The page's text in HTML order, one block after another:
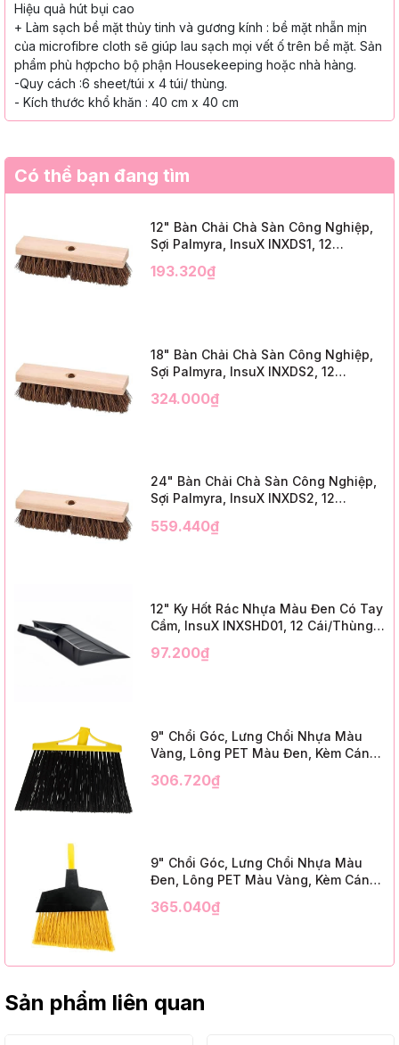
Hiệu quả hút bụi cao
+ Làm sạch bề mặt thủy tinh và gương kính : bề mặt nhẵn mịn
của microfibre cloth sẽ giúp lau sạch mọi vết ố trên bề mặt. Sản
phẩm phù hợpcho bộ phận Housekeeping hoặc nhà hàng.
-Quy cách :6 sheet/túi x 4 túi/ thùng.
- Kích thước khổ khăn : 40 cm x 40 cm
Có thể bạn đang tìm
12" Bàn Chải Chà Sàn Công Nghiệp,
Sợi Palmyra, InsuX INXDS1, 12
Trim)
193.320₫
18" Bàn Chải Chà Sàn Công Nghiệp,
Sợi Palmyra, InsuX INXDS2, 12
Trim)
324.000₫
24" Bàn Chải Chà Sàn Công Nghiệp,
Sợi Palmyra, InsuX INXDS2, 12
3" Trim)
559.440₫
12" Ky Hốt Rác Nhựa Màu Đen Có Tay
Cầm, InsuX INXSHD01, 12 Cái/Thùng,
Black Plastic)
97.200₫
9" Chổi Góc, Lưng Chổi Nhựa Màu
Vàng, Lông PET Màu Đen, Kèm Cán
12 Bộ/Thùng (9" Angle Broom, Yellow
306.720₫
9" Chổi Góc, Lưng Chổi Nhựa Màu
Đen, Lông PET Màu Vàng, Kèm Cán
12 Bộ/Thùng (9" Angle Broom, Black
365.040₫
Sản phẩm liên quan